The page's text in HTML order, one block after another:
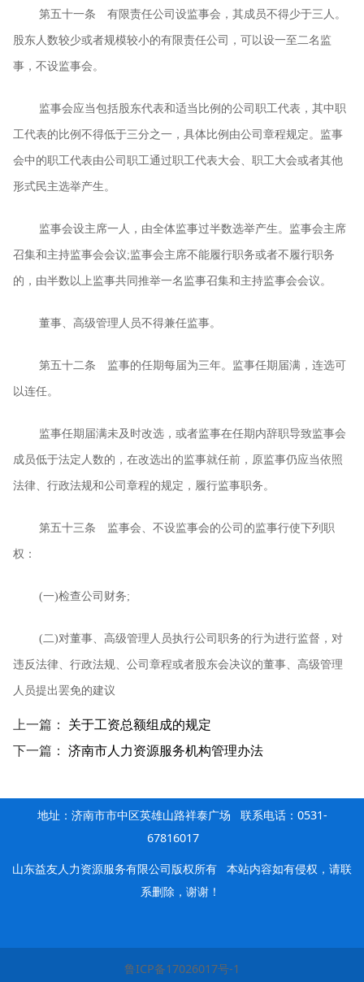
第五十一条 有限责任公司设监事会，其成员不得少于三人。
股东人数较少或者规模较小的有限责任公司，可以设一至二名监
事，不设监事会。
监事会应当包括股东代表和适当比例的公司职工代表，其中职
工代表的比例不得低于三分之一，具体比例由公司章程规定。监事
会中的职工代表由公司职工通过职工代表大会、职工大会或者其他
形式民主选举产生。
监事会设主席一人，由全体监事过半数选举产生。监事会主席
召集和主持监事会会议;监事会主席不能履行职务或者不履行职务
的，由半数以上监事共同推举一名监事召集和主持监事会会议。
董事、高级管理人员不得兼任监事。
第五十二条 监事的任期每届为三年。监事任期届满，连选可
以连任。
监事任期届满未及时改选，或者监事在任期内辞职导致监事会
成员低于法定人数的，在改选出的监事就任前，原监事仍应当依照
法律、行政法规和公司章程的规定，履行监事职务。
第五十三条 监事会、不设监事会的公司的监事行使下列职
权：
(一)检查公司财务;
(二)对董事、高级管理人员执行公司职务的行为进行监督，对
违反法律、行政法规、公司章程或者股东会决议的董事、高级管理
人员提出罢免的建议
上一篇： 关于工资总额组成的规定
下一篇： 济南市人力资源服务机构管理办法
地址：济南市市中区英雄山路祥泰广场 联系电话：0531-
67816017
山东益友人力资源服务有限公司版权所有
本站内容如有侵权，请联
系删除，谢谢！
鲁ICP备17026017号-1